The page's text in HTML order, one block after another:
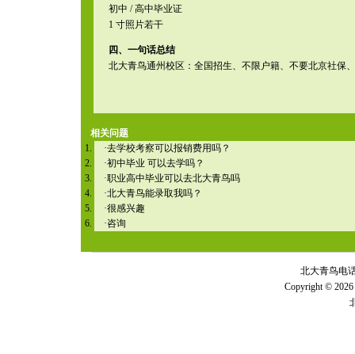
初中 / 高中毕业证
1 寸照片若干
四、一句话总结
北大青鸟通州校区：全国招生、不限户籍、不要北京社保
相关问题
·去学校考察可以报销费用吗？
·初中毕业 可以去学吗？
·职业高中毕业可以去北大青鸟吗
·北大青鸟能录取我吗？
·很感兴趣
·咨询
北大青鸟电
Copyright © 2026